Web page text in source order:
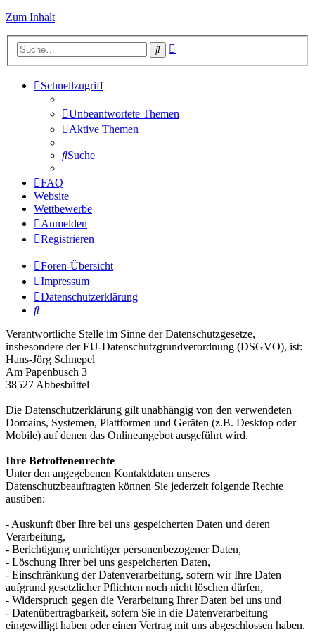
Zum Inhalt
Suche
Schnellzugriff
Unbeantwortete Themen
Aktive Themen
Suche
FAQ
Website
Wettbewerbe
Anmelden
Registrieren
Foren-Übersicht
Impressum
Datenschutzerklärung
Suche
Verantwortliche Stelle im Sinne der Datenschutzgesetze,
insbesondere der EU-Datenschutzgrundverordnung (DSGVO), ist:
Hans-Jörg Schnepel
Am Papenbusch 3
38527 Abbesbüttel
Die Datenschutzerklärung gilt unabhängig von den verwendeten
Domains, Systemen, Plattformen und Geräten (z.B. Desktop oder
Mobile) auf denen das Onlineangebot ausgeführt wird.
Ihre Betroffenenrechte
Unter den angegebenen Kontaktdaten unseres
Datenschutzbeauftragten können Sie jederzeit folgende Rechte
ausüben:
- Auskunft über Ihre bei uns gespeicherten Daten und deren
Verarbeitung,
- Berichtigung unrichtiger personenbezogener Daten,
- Löschung Ihrer bei uns gespeicherten Daten,
- Einschränkung der Datenverarbeitung, sofern wir Ihre Daten
aufgrund gesetzlicher Pflichten noch nicht löschen dürfen,
- Widerspruch gegen die Verarbeitung Ihrer Daten bei uns und
- Datenübertragbarkeit, sofern Sie in die Datenverarbeitung
eingewilligt haben oder einen Vertrag mit uns abgeschlossen haben.